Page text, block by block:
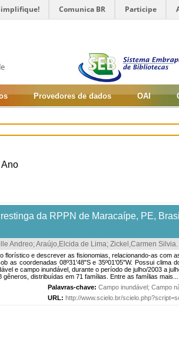
Comunica BR Participe
Provedores de dados OAI
Ano
da RPPN de Maracaípe, PE,
Andreo;Araújo,Elcida de Lima; Zickel,Carmen Silvia.
florístico e descrever as fisionomias, relacionando-as
as coordenadas 08º31'48"S e 35º01'05"W. Possui
e campo inundável, durante o período de julho/2003 a
distribuídas em 71 famílias. Entre as famílias mais...
Palavras-chave: Campo inundável; Campo
URL: http://www.scielo.br/